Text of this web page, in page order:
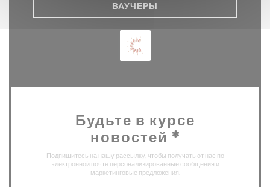
ВАУЧЕРЫ
Будьте в курсе
новостей *
Подпишитесь на нашу рассылку, чтобы получать от нас по
электронной почте персонализированные сообщения и
маркетинговые предложения.